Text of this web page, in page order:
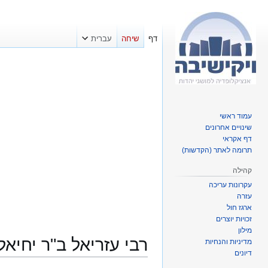
רבי עזריאל ב"ר
דף שיחה עברית
עמוד ראשי
שינויים אחרונים
דף אקראי
תרומה לאתר (הקדשות)
קהילה
עקרונות עריכה
עזרה
ארגז חול
זכויות יוצרים
מילון
מדיניות והנחיות
דיונים